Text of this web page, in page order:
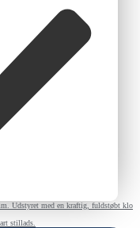
Udstyret med en kraftig, fuldstøbt klo
stillads.